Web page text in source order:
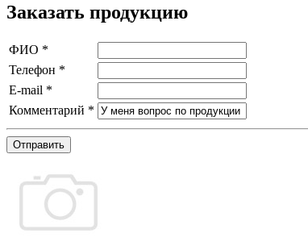
Заказать продукцию
ФИО *
Телефон *
E-mail *
Комментарий *
Отправить